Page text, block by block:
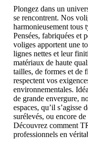
Plongez dans un
se rencontrent. Nos
harmonieusement tous
Pensées, fabriquées et
voliges apportent une
lignes nettes et leur
matériaux de haute
tailles, de formes et de
respectent vos
environnementales.
de grande envergure,
espaces, qu’il s’agisse
surélevés, ou encore de
Découvrez comment
professionnels en